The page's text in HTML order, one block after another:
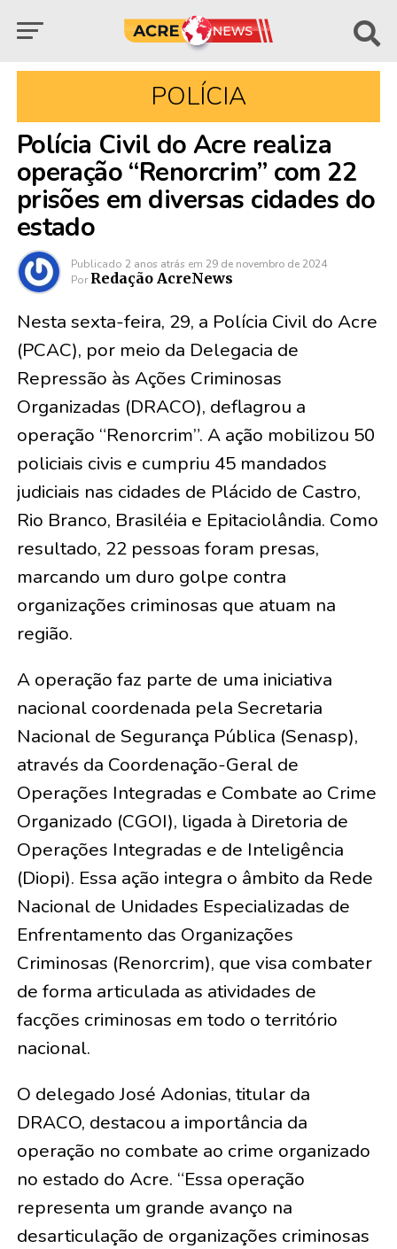
POLÍCIA
Polícia Civil do Acre realiza
operação “Renorcrim” com 22
prisões em diversas cidades do
estado
Publicado 2 anos atrás em 29 de novembro de 2024
Por Redação AcreNews
Nesta sexta-feira, 29, a Polícia Civil do Acre
(PCAC), por meio da Delegacia de
Repressão às Ações Criminosas
Organizadas (DRACO), deflagrou a
operação “Renorcrim”. A ação mobilizou 50
policiais civis e cumpriu 45 mandados
judiciais nas cidades de Plácido de Castro,
Rio Branco, Brasiléia e Epitaciolândia. Como
resultado, 22 pessoas foram presas,
marcando um duro golpe contra
organizações criminosas que atuam na
região.
A operação faz parte de uma iniciativa
nacional coordenada pela Secretaria
Nacional de Segurança Pública (Senasp),
através da Coordenação-Geral de
Operações Integradas e Combate ao Crime
Organizado (CGOI), ligada à Diretoria de
Operações Integradas e de Inteligência
(Diopi). Essa ação integra o âmbito da Rede
Nacional de Unidades Especializadas de
Enfrentamento das Organizações
Criminosas (Renorcrim), que visa combater
de forma articulada as atividades de
facções criminosas em todo o território
nacional.
O delegado José Adonias, titular da
DRACO, destacou a importância da
operação no combate ao crime organizado
no estado do Acre. “Essa operação
representa um grande avanço na
desarticulação de organizações criminosas